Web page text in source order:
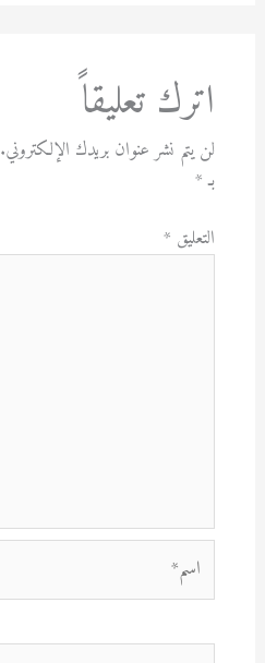
اترك تعليقاً
لن يتم نشر عنوان بريدك الإلكتروني.
بـ*
التعليق *
اسم*